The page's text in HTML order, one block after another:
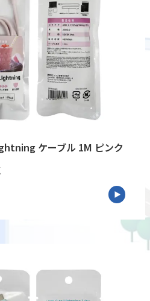
ケーブル 1M ピンク